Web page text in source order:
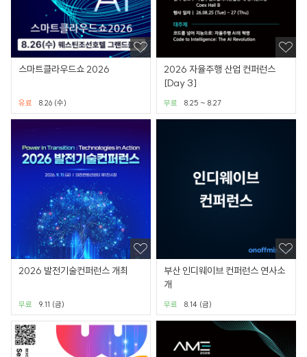
스마트클라우드쇼 2026
8.26 (수)
유료
2026 자율주행 산업 컨퍼런스
[Day 3]
8.25 ~ 8.27
무료
2026 발전기술컨퍼런스 개최
9.11 (금)
무료
부산 인디웨이브 컨퍼런스 연사소
개
8.14 (금)
무료